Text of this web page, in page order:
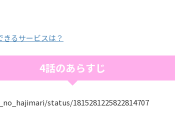
るサービスは？
4話のあらすじ
status/1815281225822814707